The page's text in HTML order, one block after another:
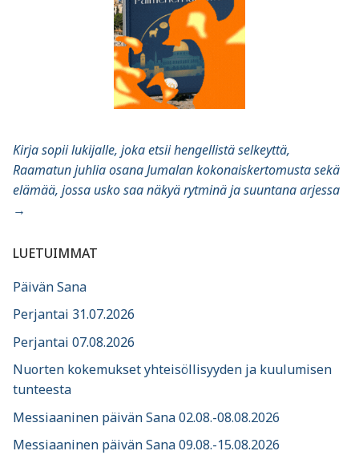
Kirja sopii lukijalle, joka etsii hengellistä selkeyttä,
Raamatun juhlia osana Jumalan kokonaiskertomusta sekä
elämää, jossa usko saa näkyä rytminä ja suuntana arjessa
→
LUETUIMMAT
Päivän Sana
Perjantai 31.07.2026
Perjantai 07.08.2026
Nuorten kokemukset yhteisöllisyyden ja kuulumisen
tunteesta
Messiaaninen päivän Sana 02.08.-08.08.2026
Messiaaninen päivän Sana 09.08.-15.08.2026